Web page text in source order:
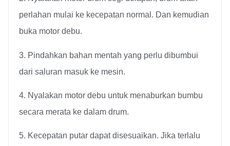
perlahan mulai ke kecepatan normal. Dan kemudian
buka motor debu.
3. Pindahkan bahan mentah yang perlu dibumbui
dari saluran masuk ke mesin.
4. Nyalakan motor debu untuk menaburkan bumbu
secara merata ke dalam drum.
5. Kecepatan putar dapat disesuaikan. Jika terlalu